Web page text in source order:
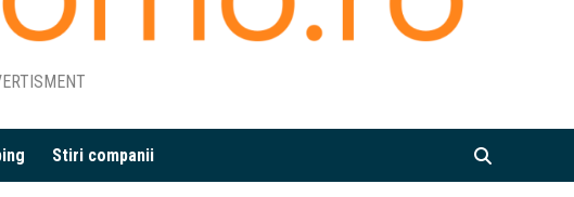
Stiri companii